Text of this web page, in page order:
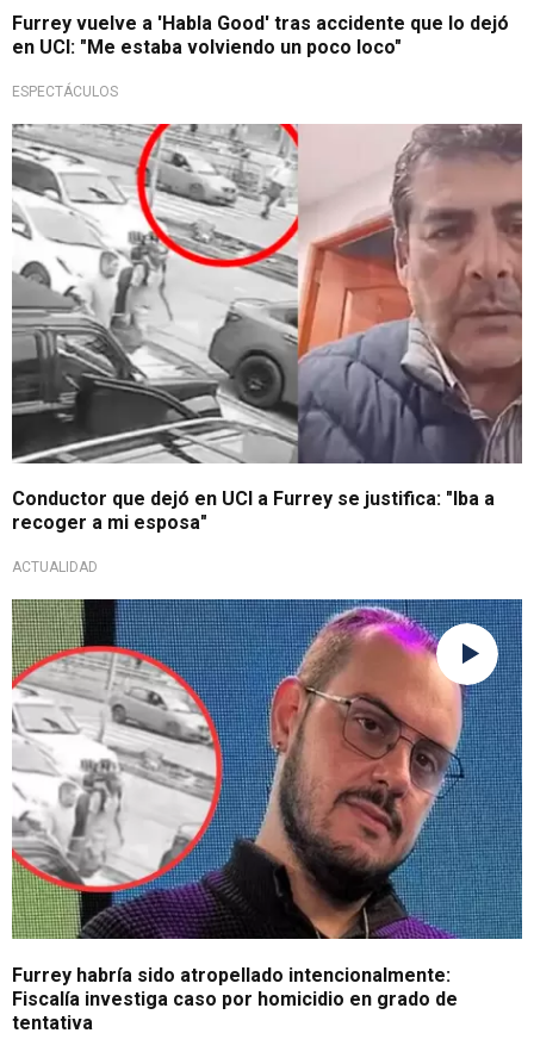
Furrey vuelve a 'Habla Good' tras accidente que lo dejó
en UCI: "Me estaba volviendo un poco loco"
ESPECTÁCULOS
Vida de streamer en riesgo
Conductor que dejó en UCI a Furrey se justifica: "Iba a
recoger a mi esposa"
ACTUALIDAD
Caso en investigación
Furrey habría sido atropellado intencionalmente:
Fiscalía investiga caso por homicidio en grado de
tentativa